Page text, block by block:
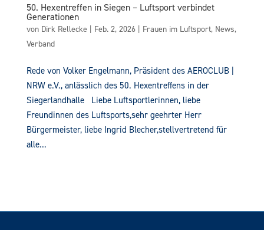
50. Hexentreffen in Siegen – Luftsport verbindet
Generationen
von Dirk Rellecke | Feb. 2, 2026| Frauen im Luftsport, News,
Verband
Rede von Volker Engelmann, Präsident des AEROCLUB |
NRW e.V., anlässlich des 50. Hexentreffens in der
Siegerlandhalle Liebe Luftsportlerinnen, liebe
Freundinnen des Luftsports,sehr geehrter Herr
Bürgermeister, liebe Ingrid Blecher,stellvertretend für
alle...